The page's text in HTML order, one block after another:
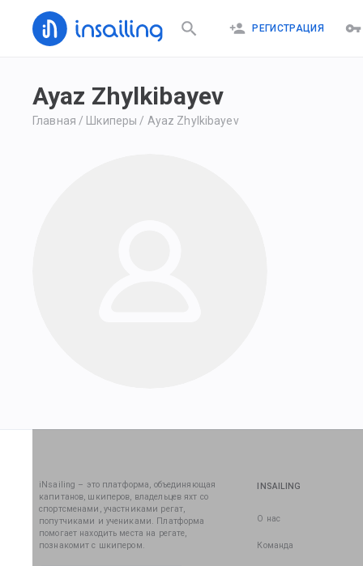
РЕГИСТРАЦИЯ
Ayaz Zhylkibayev
Главная / Шкиперы / Ayaz Zhylkibayev
iNsailing – это платформа, объединяющая
капитанов, шкиперов, владельцев яхт со
спортсменами, участниками регат,
попутчиками и учениками. Платформа
помогает находить места на регате,
познакомит с шкипером.
INSAILING
О нас
Команда